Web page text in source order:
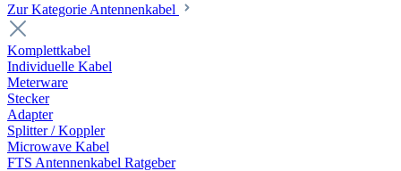
Zur Kategorie Antennenkabel
Komplettkabel
Individuelle Kabel
Meterware
Stecker
Adapter
Splitter / Koppler
Microwave Kabel
FTS Antennenkabel Ratgeber